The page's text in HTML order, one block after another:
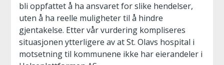
bli oppfattet å ha ansvaret for slike hendelser,
uten å ha reelle muligheter til å hindre
gjentakelse. Etter vår vurdering kompliseres
situasjonen ytterligere av at St. Olavs hospital i
motsetning til kommunene ikke har eierandeler i